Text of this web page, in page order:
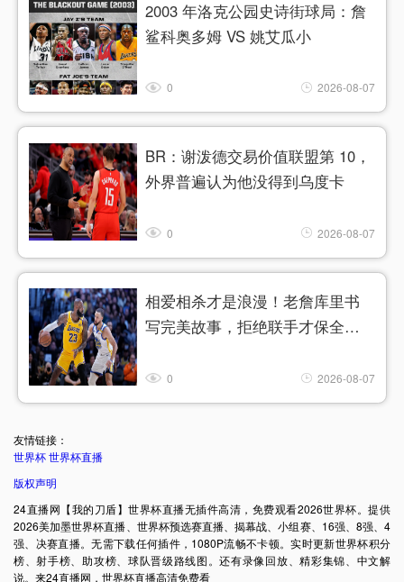
2003 年洛克公园史诗街球局：詹
鲨科奥多姆 VS 姚艾瓜小
0 2026-08-07
BR：谢泼德交易价值联盟第 10，
外界普遍认为他没得到乌度卡
0 2026-08-07
相爱相杀才是浪漫！老詹库里书
写完美故事，拒绝联手才保全彼
0 2026-08-07
友情链接：
世界杯世界杯直播
版权声明
24直播网【我的刀盾】世界杯直播无插件高清，免费观看2026世界杯。提供
2026美加墨世界杯直播、世界杯预选赛直播、揭幕战、小组赛、16强、8强、4
强、决赛直播。无需下载任何插件，1080P流畅不卡顿。实时更新世界杯积分
榜、射手榜、助攻榜、球队晋级路线图。还有录像回放、精彩集锦、中文解
说。来24直播网，世界杯直播高清免费看